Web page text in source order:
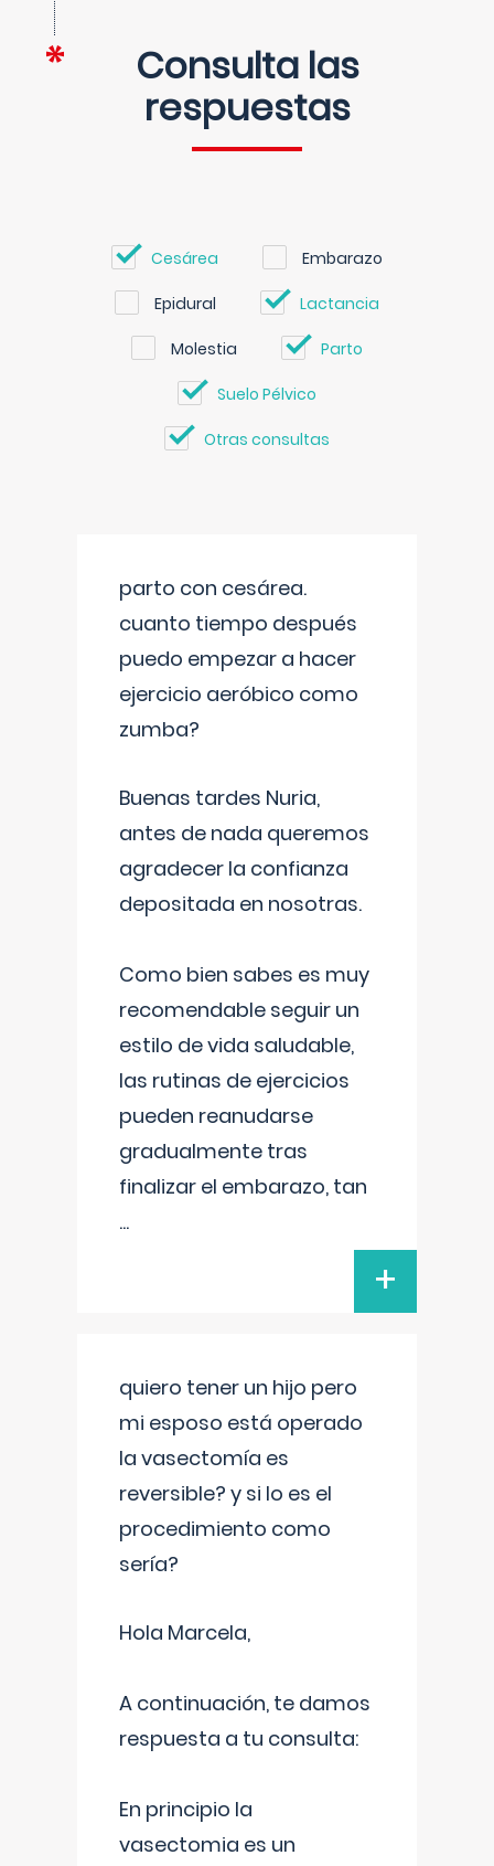
Consulta las
respuestas
Cesárea Embarazo
Epidural Lactancia
Molestia Parto
Suelo Pélvico
Otras consultas
parto con cesárea.
cuanto tiempo después
puedo empezar a hacer
ejercicio aeróbico como
zumba?
Buenas tardes Nuria,
antes de nada queremos
agradecer la confianza
depositada en nosotras.
Como bien sabes es muy
recomendable seguir un
estilo de vida saludable,
las rutinas de ejercicios
pueden reanudarse
gradualmente tras
finalizar el embarazo, tan
...
+
quiero tener un hijo pero
mi esposo está operado
la vasectomía es
reversible? y si lo es el
procedimiento como
sería?
Hola Marcela,
A continuación, te damos
respuesta a tu consulta:
En principio la
vasectomia es un